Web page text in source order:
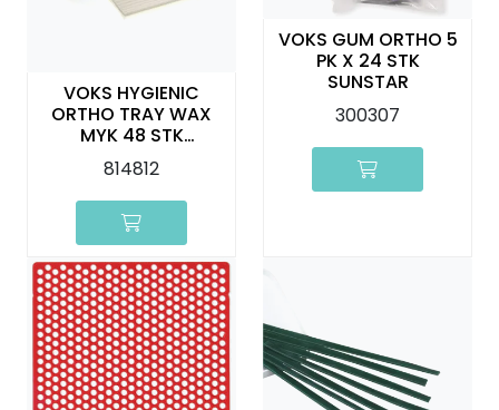
VOKS HYGIENIC
ORTHO TRAY WAX
MYK 48 STK
COLTENE
814812
VOKS GUM ORTHO 5
PK X 24 STK
SUNSTAR
300307